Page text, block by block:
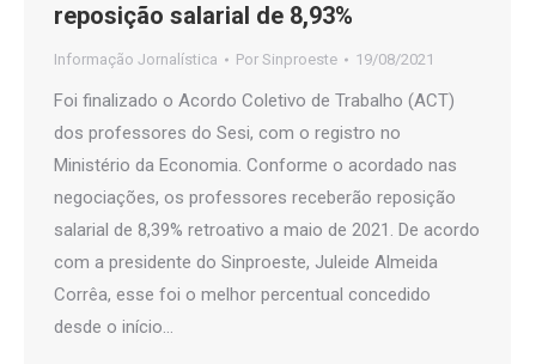
reposição salarial de 8,93%
Informação Jornalística Por Sinproeste 19/08/2021
Foi finalizado o Acordo Coletivo de Trabalho (ACT)
dos professores do Sesi, com o registro no
Ministério da Economia. Conforme o acordado nas
negociações, os professores receberão reposição
salarial de 8,39% retroativo a maio de 2021. De acordo
com a presidente do Sinproeste, Juleide Almeida
Corrêa, esse foi o melhor percentual concedido
desde o início…